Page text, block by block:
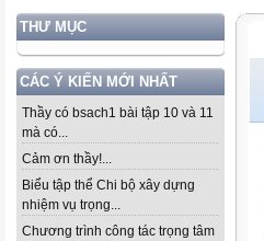
THƯ MỤC
CÁC Ý KIẾN MỚI NHẤT
Thầy có bsach1 bài tập 10 và 11
mà có...
Cảm ơn thầy!...
Biểu tập thể Chi bộ xây dựng
nhiệm vụ trọng...
Chương trình công tác trọng tâm